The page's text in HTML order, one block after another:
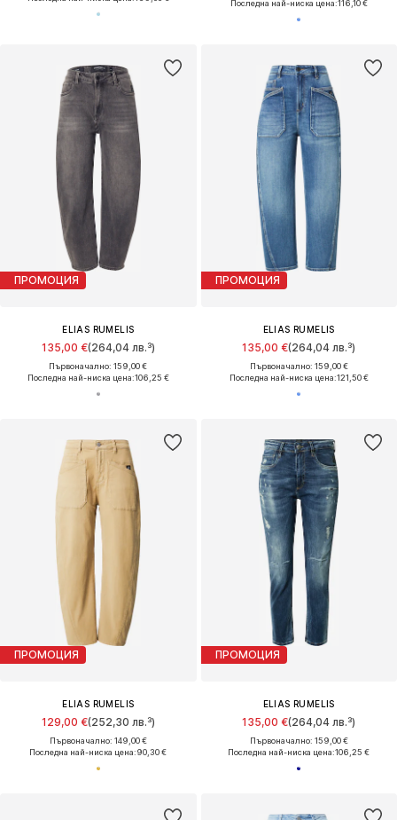
Последна най-ниска цена:116,10 €
ПРОМОЦИЯ
ELIAS RUMELIS
135,00 €(264,04 лв.³)
Първоначално: 159,00 €
Последна най-ниска цена:106,25 €
ПРОМОЦИЯ
ELIAS RUMELIS
135,00 €(264,04 лв.³)
Първоначално: 159,00 €
Последна най-ниска цена:121,50 €
ПРОМОЦИЯ
ELIAS RUMELIS
129,00 €(252,30 лв.³)
Първоначално: 149,00 €
Последна най-ниска цена:90,30 €
ПРОМОЦИЯ
ELIAS RUMELIS
135,00 €(264,04 лв.³)
Първоначално: 159,00 €
Последна най-ниска цена:106,25 €